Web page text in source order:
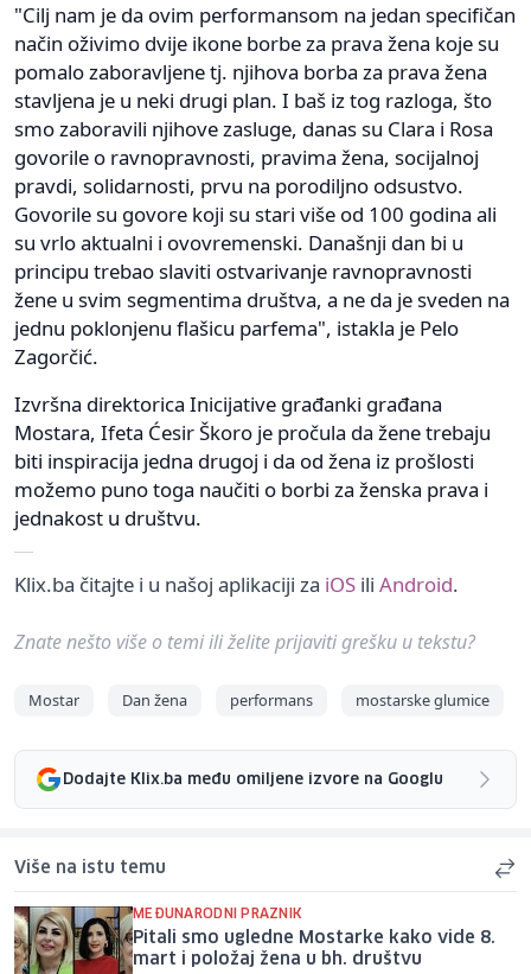
"Cilj nam je da ovim performansom na jedan specifičan
način oživimo dvije ikone borbe za prava žena koje su
pomalo zaboravljene tj. njihova borba za prava žena
stavljena je u neki drugi plan. I baš iz tog razloga, što
smo zaboravili njihove zasluge, danas su Clara i Rosa
govorile o ravnopravnosti, pravima žena, socijalnoj
pravdi, solidarnosti, prvu na porodiljno odsustvo.
Govorile su govore koji su stari više od 100 godina ali
su vrlo aktualni i ovovremenski. Današnji dan bi u
principu trebao slaviti ostvarivanje ravnopravnosti
žene u svim segmentima društva, a ne da je sveden na
jednu poklonjenu flašicu parfema", istakla je Pelo
Zagorčić.
Izvršna direktorica Inicijative građanki građana
Mostara, Ifeta Ćesir Škoro je pročula da žene trebaju
biti inspiracija jedna drugoj i da od žena iz prošlosti
možemo puno toga naučiti o borbi za ženska prava i
jednakost u društvu.
Klix.ba čitajte i u našoj aplikaciji za iOS ili Android.
Znate nešto više o temi ili želite prijaviti grešku u tekstu?
Mostar Dan žena performans mostarske glumice
Dodajte Klix.ba među omiljene izvore na Googlu
Više na istu temu
MEĐUNARODNI PRAZNIK
Pitali smo ugledne Mostarke kako vide 8.
mart i položaj žena u bh. društvu